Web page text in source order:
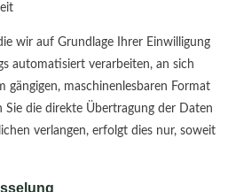
wir auf Grundlage Ihrer Einwilligung
automatisiert verarbeiten, an sich
gängigen, maschinenlesbaren Format
Sie die direkte Übertragung der Daten
verlangen, erfolgt dies nur, soweit